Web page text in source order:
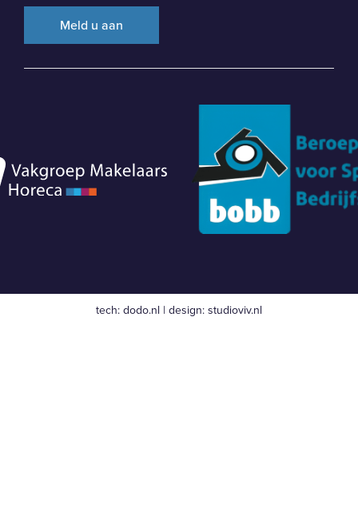
tech: dodo.nl | design: studioviv.nl